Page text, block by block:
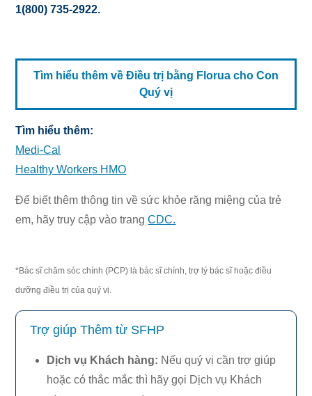
1(800) 735-2922.
Tìm hiểu thêm về Điều trị bằng Florua cho Con
Quý vị
Tìm hiểu thêm:
Medi-Cal
Healthy Workers HMO
Để biết thêm thông tin về sức khỏe răng miệng của trẻ
em, hãy truy cập vào trangCDC.
*Bác sĩ chăm sóc chính (PCP) là bác sĩ chính, trợ lý bác sĩ hoặc điều
dưỡng điều trị của quý vị.
Trợ giúp Thêm từ SFHP
Dịch vụ Khách hàng: Nếu quý vị cần trợ giúp
hoặc có thắc mắc thì hãy gọi Dịch vụ Khách